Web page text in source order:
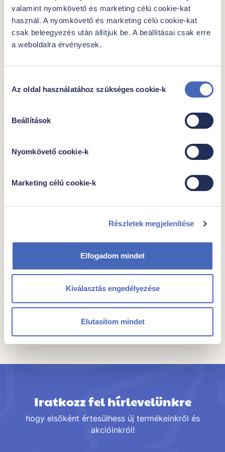
valamint nyomkövető és marketing célú cookie-kat
használ. A nyomkövető és marketing célú cookie-kat
csak beleegyezés után állítjuk be. A beállításai csak erre
a weboldalra érvényesek.
kiválasztása
Az oldal használatához szükséges cookie-k
Beállítások
Nyomkövető cookie-k
Marketing célú cookie-k
Részletek megjelenítése
Elfogadom mindet
Kiválasztás engedélyezése
Elutasítom mindet
Egységár
1899 Ft
Összes termék a kategóriában
Iratkozz fel hírlevelünkre
hogy elsőként értesülhess új termékeinkről és
akcióinkról!